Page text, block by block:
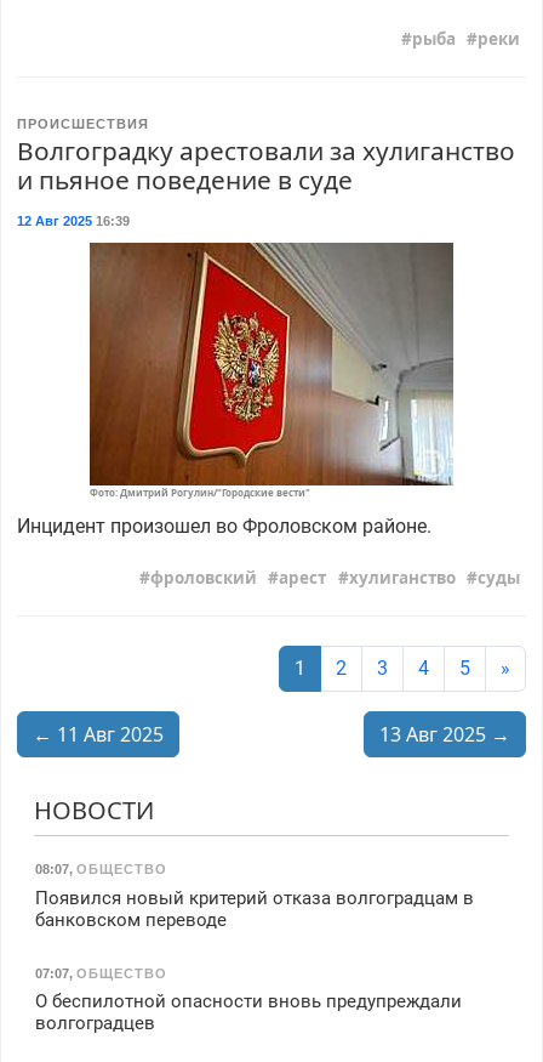
рыба реки
ПРОИСШЕСТВИЯ
Волгоградку арестовали за хулиганство
и пьяное поведение в суде
12 Авг 202516:39
Фото: Дмитрий Рогулин/"Городские вести"
Инцидент произошел во Фроловском районе.
фроловский арест хулиганство суды
1 2 3 4 5 »
← 11 Авг 2025 13 Авг 2025 →
НОВОСТИ
08:07, ОБЩЕСТВО
Появился новый критерий отказа волгоградцам в
банковском переводе
07:07, ОБЩЕСТВО
О беспилотной опасности вновь предупреждали
волгоградцев